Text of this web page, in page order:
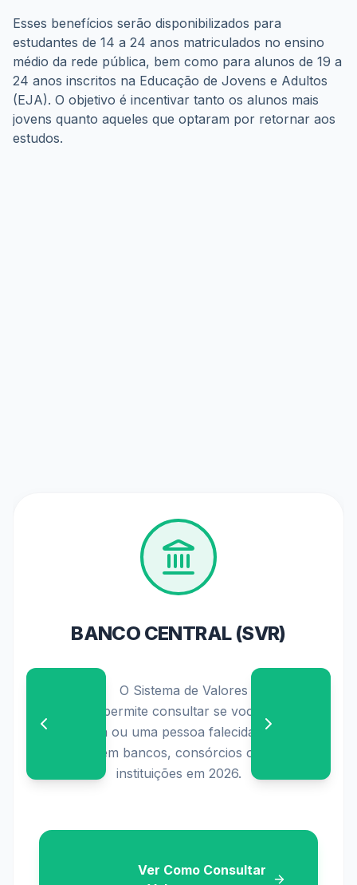
Esses benefícios serão disponibilizados para
estudantes de 14 a 24 anos matriculados no ensino
médio da rede pública, bem como para alunos de 19 a
24 anos inscritos na Educação de Jovens e Adultos
(EJA). O objetivo é incentivar tanto os alunos mais
jovens quanto aqueles que optaram por retornar aos
estudos.
PIS/PASEP 2026
                    Confira o calendário oficial de
pagamentos e os requisitos atualizados para
solicitar o seu abono salarial diretamente no
seu banco ou aplicativo.